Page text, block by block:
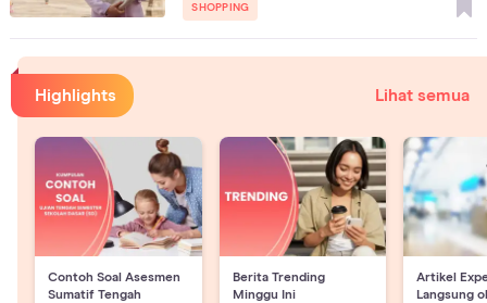
SHOPPING
Highlights Lihat semua
Contoh Soal Asesmen
Sumatif Tengah
Berita Trending
Minggu Ini
Artikel
Langsung